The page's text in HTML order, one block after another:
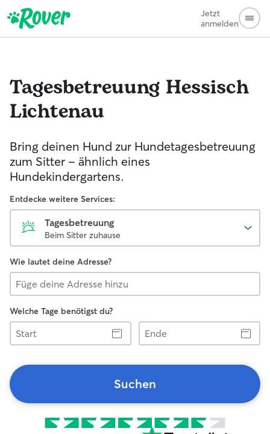
Jetzt
anmelden
Tagesbetreuung Hessisch
Lichtenau
Bring deinen Hund zur Hundetagesbetreuung
zum Sitter - ähnlich eines
Hundekindergartens.
Entdecke weitere Services:
Tagesbetreuung
Beim Sitter zuhause
Wie lautet deine Adresse?
Welche Tage benötigst du?
Start
Ende
Suchen